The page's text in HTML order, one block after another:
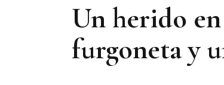
Un herido
furgoneta y